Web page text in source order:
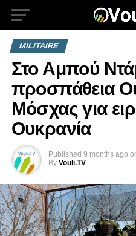
MILITAIRE
Στο Αμπού
προσπάθεια
Μόσχας για
Ουκρανία
Published 9 months ago
By Vouli.TV